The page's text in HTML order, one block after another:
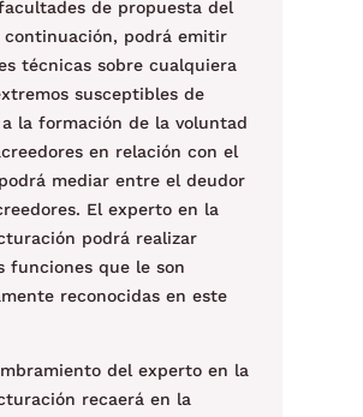
de propuesta del
continuación, podrá emitir
técnicas sobre cualquiera
susceptibles de
la formación de la voluntad
en relación con el
mediar entre el deudor
El experto en la
podrá realizar
funciones que le son
reconocidas en este
del experto en la
recaerá en la